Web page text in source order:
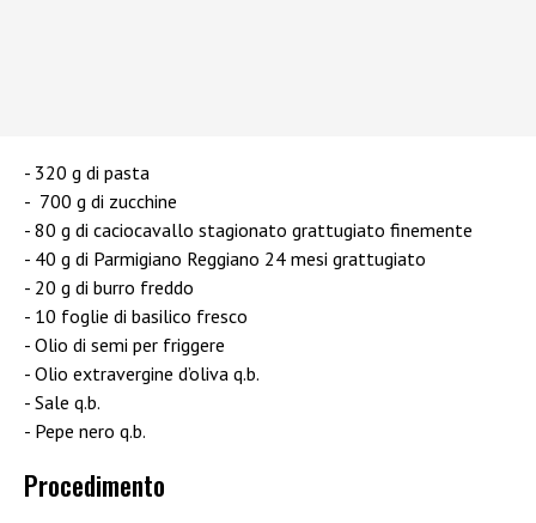
320 g di pasta
700 g di zucchine
80 g di caciocavallo stagionato grattugiato finemente
40 g di Parmigiano Reggiano 24 mesi grattugiato
20 g di burro freddo
10 foglie di basilico fresco
Olio di semi per friggere
Olio extravergine d’oliva q.b.
Sale q.b.
Pepe nero q.b.
Procedimento